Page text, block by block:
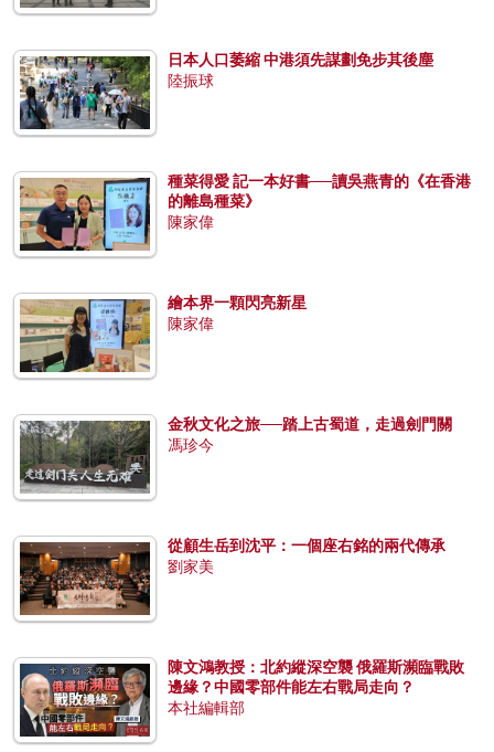
日本人口萎縮 中港須先謀劃免步其後塵
陸振球
種菜得愛 記一本好書──讀吳燕青的《在香港
的離島種菜》
陳家偉
繪本界一顆閃亮新星
陳家偉
金秋文化之旅──踏上古蜀道，走過劍門關
馮珍今
從顧生岳到沈平：一個座右銘的兩代傳承
劉家美
陳文鴻教授：北約縱深空襲 俄羅斯瀕臨戰敗
邊緣？中國零部件能左右戰局走向？
本社編輯部